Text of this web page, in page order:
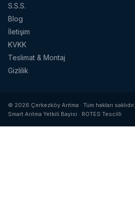
S.S.S.
Blog
İletişim
KVKK
Teslimat & Montaj
Gizlilik
© 2026 Çerkezköy Arıtma · Tüm hakları saklıdır.
Smart Arıtma Yetkili Bayisi · ROTES Tescilli